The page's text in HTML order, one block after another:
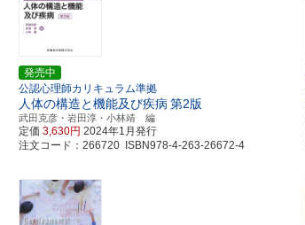
発売中
公認心理師カリキュラム準拠
人体の構造と機能及び疾病 第2版
武田克彦・岩田淳・小林靖 編
定価3,630円 2024年1月発行
注文コード：266720 ISBN978-4-263-26672-4